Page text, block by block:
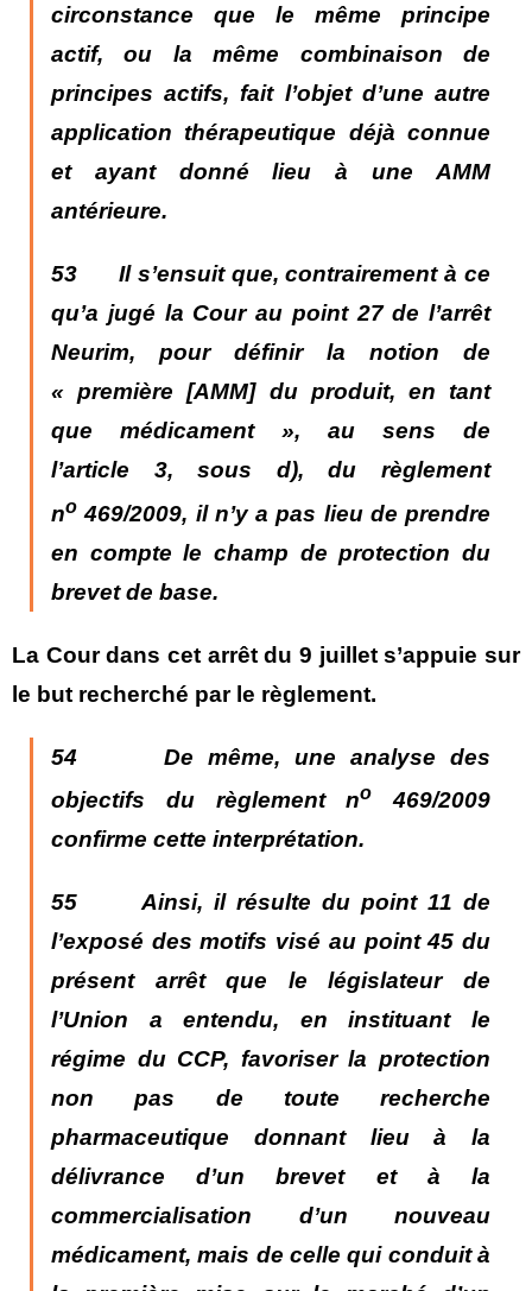
circonstance que le même principe
actif, ou la même combinaison de
principes actifs, fait l’objet d’une autre
application thérapeutique déjà connue
et ayant donné lieu à une AMM
antérieure.
53 Il s’ensuit que, contrairement à ce
qu’a jugé la Cour au point 27 de l’arrêt
Neurim, pour définir la notion de
« première [AMM] du produit, en tant
que médicament », au sens de
l’article 3, sous d), du règlement
no 469/2009, il n’y a pas lieu de prendre
en compte le champ de protection du
brevet de base.
La Cour dans cet arrêt du 9 juillet s’appuie sur
le but recherché par le règlement.
54 De même, une analyse des
objectifs du règlement no
469/2009
confirme cette interprétation.
55 Ainsi, il résulte du point 11 de
l’exposé des motifs visé au point 45 du
présent arrêt que le législateur de
l’Union a entendu, en instituant le
régime du CCP, favoriser la protection
non pas de toute recherche
pharmaceutique donnant lieu à la
délivrance d’un brevet et à la
commercialisation d’un nouveau
médicament, mais de celle qui conduit à